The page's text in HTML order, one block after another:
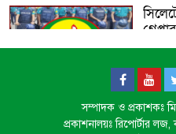
গ্রেপ্তার
মামলা
সম্পাদক ও প্রকাশকঃ
প্রকাশনালয়ঃ রিপোর্টার লজ,